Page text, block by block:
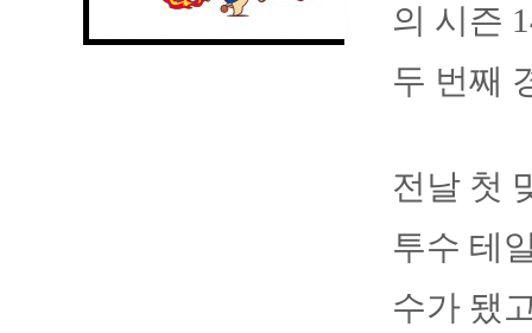
의 시즌
두 번째
전날 첫
투수 테
수가 됐